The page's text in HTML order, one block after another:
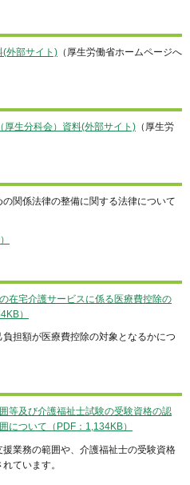
(外部サイト) （厚生労働省ホームページへ
生分科会）資料(外部サイト) （厚生労
関係法律の整備に関する法律について
在宅介護サービスに係る医療費控除の
）
担額が医療費控除の対象となるかにつ
等及び介護福祉士試験の受験資格の認
について（PDF：1,134KB）
業務の範囲や、介護福祉士の受験資格
ています。